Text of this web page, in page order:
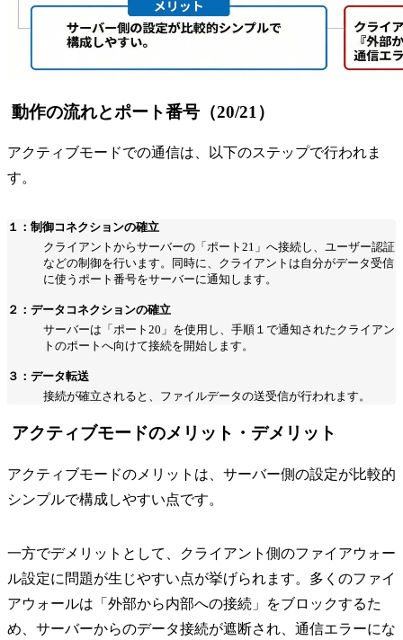
動作の流れとポート番号（20/21）
アクティブモードでの通信は、以下のステップで行われま
す。
１：制御コネクションの確立
クライアントからサーバーの「ポート21」へ接続し、ユーザー認証
などの制御を行います。同時に、クライアントは自分がデータ受信
に使うポート番号をサーバーに通知します。
２：データコネクションの確立
サーバーは「ポート20」を使用し、手順１で通知されたクライアン
トのポートへ向けて接続を開始します。
３：データ転送
接続が確立されると、ファイルデータの送受信が行われます。
アクティブモードのメリット・デメリット
アクティブモードのメリットは、サーバー側の設定が比較的
シンプルで構成しやすい点です。
一方でデメリットとして、クライアント側のファイアウォー
ル設定に問題が生じやすい点が挙げられます。多くのファイ
アウォールは「外部から内部への接続」をブロックするた
め、サーバーからのデータ接続が遮断され、通信エラーにな